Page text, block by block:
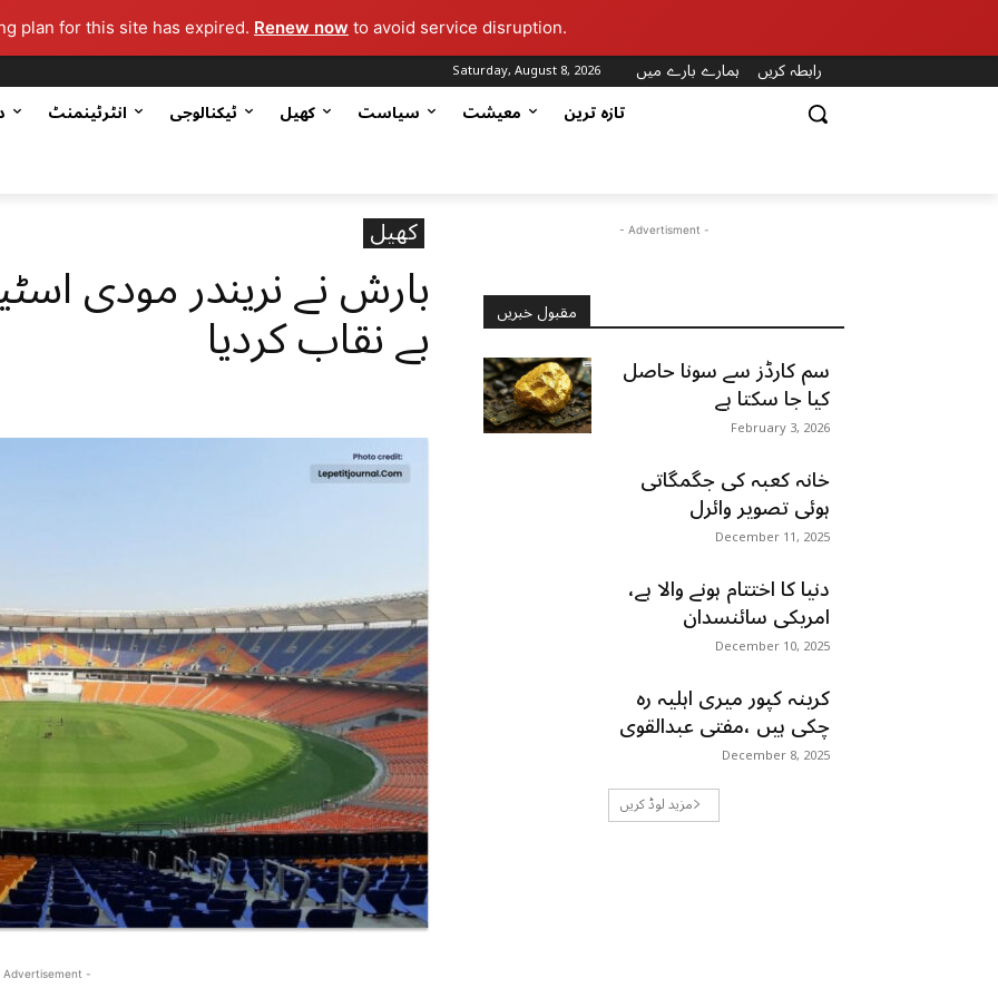
plan for this site has expired. Renew now to avoid service disruption.
Saturday, August 8, 2026 ہمارے بارے میں
رابطہ کریں
انٹرٹینمنٹ ٹیکنالوجی کھیل سیاست معیشت تازہ ترین
کھیل
بارش نے نریندر مودی
بے نقاب کردیا
-
- Advertisment -
مقبول خبریں
سم کارڈز سے سونا حاصل
کیا جا سکتا ہے
February 3, 2026
خانہ کعبہ کی جگمگاتی
ہوئی تصویر وائرل
December 11, 2025
دنیا کا اختتام ہونے والا ہے،
امریکی سائنسدان
December 10, 2025
کرینہ کپور میری اہلیہ رہ
چکی ہیں ،مفتی عبدالقوی
December 8, 2025
مزید لوڈ کریں